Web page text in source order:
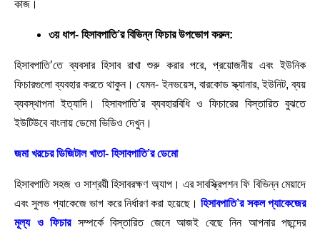
কাজ।
৩য় ধাপ- হিসাবপাতি’র বিভিন্ন ফিচার উপভোগ করুন:
হিসাবপাতি’তে ব্যবসার হিসাব রাখা শুরু করার পরে, প্রয়োজনীয় এবং ইউনিক
ফিচারগুলো ব্যবহার করতে থাকুন। যেমন- ইনভয়েস, বারকোড স্ক্যানার, ইউনিট, ব্যয়
ব্যবস্থাপনা ইত্যাদি। হিসাবপাতি’র ব্যবহারবিধি ও ফিচারের বিস্তারিত বুঝতে
ইউটিউবে বাংলায় ডেমো ভিডিও দেখুন।
জমা খরচের ডিজিটাল খাতা- হিসাবপাতি’র ডেমো
হিসাবপাতি সহজ ও সাশ্রয়ী হিসাবরক্ষণ অ্যাপ। এর সাবস্ক্রিপশন ফি বিভিন্ন মেয়াদে
এবং সুলভ প্যাকেজে ভাগ করে নির্ধারণ করা হয়েছে।হিসাবপাতি’র সকল প্যাকেজের
মূল্য ও ফিচারসম্পর্কে বিস্তারিত জেনে আজই বেছে নিন আপনার পছন্দের